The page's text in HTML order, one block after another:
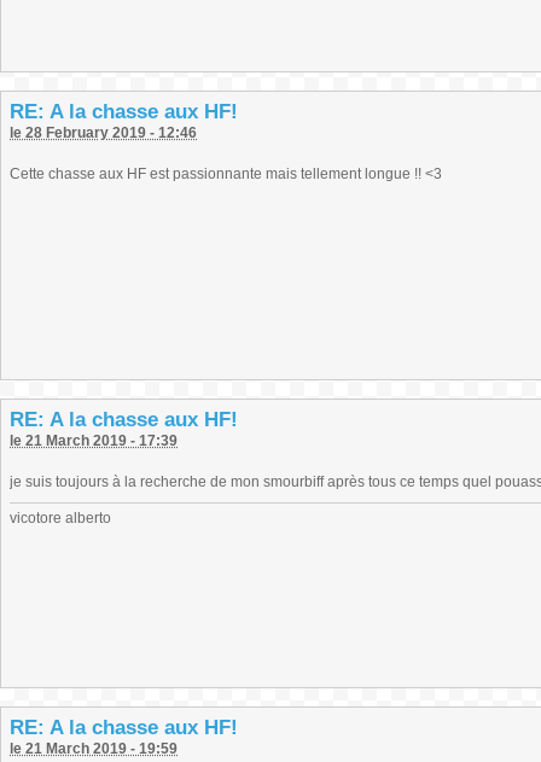
RE: A la chasse aux HF!
le 28 February 2019 - 12:46
Cette chasse aux HF est passionnante mais tellement longue !! <3
RE: A la chasse aux HF!
le 21 March 2019 - 17:39
je suis toujours à la recherche de mon smourbiff après tous ce temps quel
vicotore alberto
RE: A la chasse aux HF!
le 21 March 2019 - 19:59